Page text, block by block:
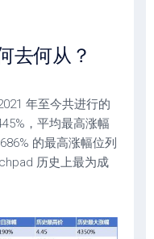
去何从？
年至今共进行的
，平均最高涨幅
的最高涨幅位列
历史上最为成